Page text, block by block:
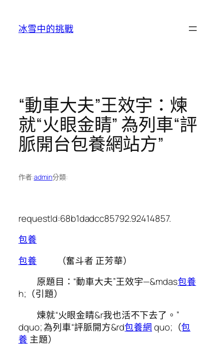
冰雪中的挑戰
“動車大夫”王效宇：煉
就“火眼金睛” 為列車“評
脈開台包養網站方”
作者:admin分類:
requestId:68b1dadcc85792.92414857.
包養
包養 （奮斗者 正芳華）
原題目：“動車大夫”王效宇—&mdas包養
h;（引題）
煉就“火眼金睛&r我也活不下去了。”
dquo; 為列車“評脈開方&rd包養網quo;（包
養 主題）